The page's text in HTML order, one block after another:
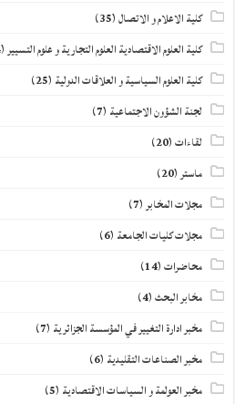
كلية الاعلام و الاتصال(35)
كلية العلوم الاقتصادية العلوم التجارية و علوم التسيير(54)
كلية العلوم السياسية و العلاقات الدولية (25)
لجنة الشؤون الاجتماعية (7)
لقاءات(20)
ماستر(20)
مجلات المخابر(7)
مجلات كليات الجامعة (6)
محاضرات(14)
مخابر البحث(4)
مخبر ادارة التغيير في المؤسسة الجزائرية (7)
مخبر الصناعات التقليدية (6)
مخبر العولمة و السياسات الاقتصادية (5)